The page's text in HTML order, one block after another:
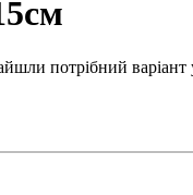
потрібний